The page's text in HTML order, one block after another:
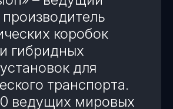
коробок
гибридных
для
транспорта.
ведущих мировых